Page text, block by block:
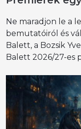
Ne maradjon le a
bemutatóiról és
Balett, a Bozsik
Balett 2026/27-es